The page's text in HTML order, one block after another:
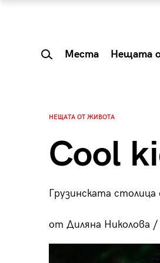
Места Нещата
НЕЩАТА ОТ ЖИВОТА
Cool
Грузинската
от Диляна Николова